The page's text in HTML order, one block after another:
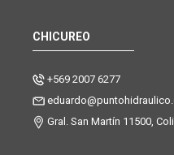
CHICUREO
+569 2007 6277
Gral. San Martín 11500,